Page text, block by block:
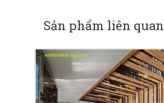
Sản phẩm liên quan